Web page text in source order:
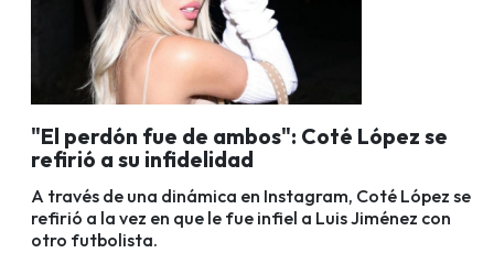
"El perdón fue de ambos": Coté López se
refirió a su infidelidad
A través de una dinámica en Instagram, Coté López se
refirió a la vez en que le fue infiel a Luis Jiménez con
otro futbolista.